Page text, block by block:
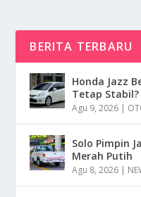
BERITA TERBARU
Honda Jazz
Tetap Stabil?
Agu 9, 2026 |
Solo Pimpin
Merah Putih
Agu 8, 2026 |